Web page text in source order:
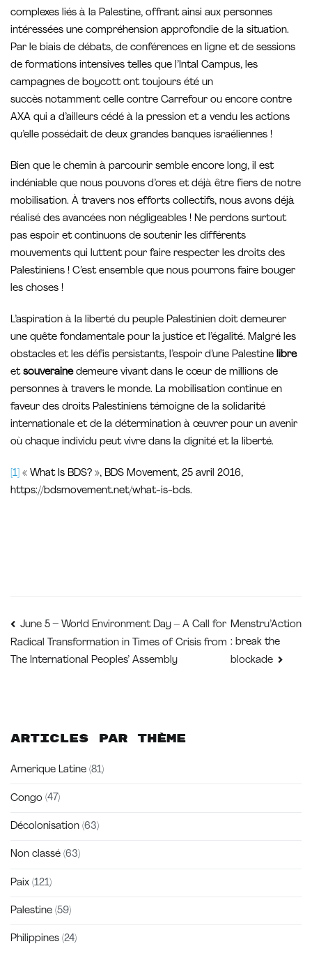
complexes liés à la Palestine, offrant ainsi aux personnes
intéressées une compréhension approfondie de la situation.
Par le biais de débats, de conférences en ligne et de sessions
de formations intensives telles que l’Intal Campus, les
campagnes de boycott ont toujours été un
succès notamment celle contre Carrefour ou encore contre
AXA qui a d’ailleurs cédé à la pression et a vendu les actions
qu’elle possédait de deux grandes banques israéliennes !
Bien que le chemin à parcourir semble encore long, il est
indéniable que nous pouvons d’ores et déjà être fiers de notre
mobilisation. À travers nos efforts collectifs, nous avons déjà
réalisé des avancées non négligeables ! Ne perdons surtout
pas espoir et continuons de soutenir les différents
mouvements qui luttent pour faire respecter les droits des
Palestiniens ! C’est ensemble que nous pourrons faire bouger
les choses !
L’aspiration à la liberté du peuple Palestinien doit demeurer
une quête fondamentale pour la justice et l’égalité. Malgré les
obstacles et les défis persistants, l’espoir d’une Palestine libre
etsouverainedemeure vivant dans le cœur de millions de
personnes à travers le monde. La mobilisation continue en
faveur des droits Palestiniens témoigne de la solidarité
internationale et de la détermination à œuvrer pour un avenir
où chaque individu peut vivre dans la dignité et la liberté.
[1] « What Is BDS? », BDS Movement, 25 avril 2016,
https://bdsmovement.net/what-is-bds.
Navigation
de
June 5 – World Environment Day – A Call for
Radical Transformation in Times of Crisis from
The International Peoples’ Assembly
Menstru’Action
: break the
blockade
Articles par thème
Amerique Latine (81)
Congo (47)
Décolonisation (63)
Non classé (63)
Paix (121)
Palestine (59)
Philippines (24)